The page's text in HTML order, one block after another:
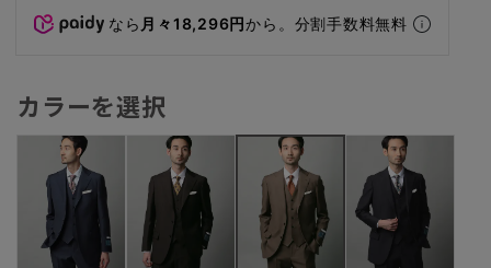
なら 月々18,296円から。分割手数料無料
カラーを選択